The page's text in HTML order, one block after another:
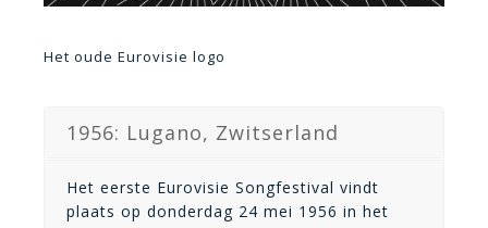
Het oude Eurovisie logo
1956: Lugano, Zwitserland
Het eerste Eurovisie Songfestival vindt
plaats op donderdag 24 mei 1956 in het